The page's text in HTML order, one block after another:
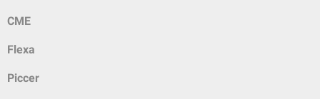
CME
Flexa
Piccer